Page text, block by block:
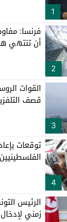
1
2
فرنسا:
أن تنتهي
3
القوات
قصف
4
توقعات
الرئيس
زمني